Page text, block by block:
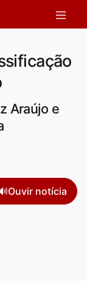
Araújo e
Ouvir notícia